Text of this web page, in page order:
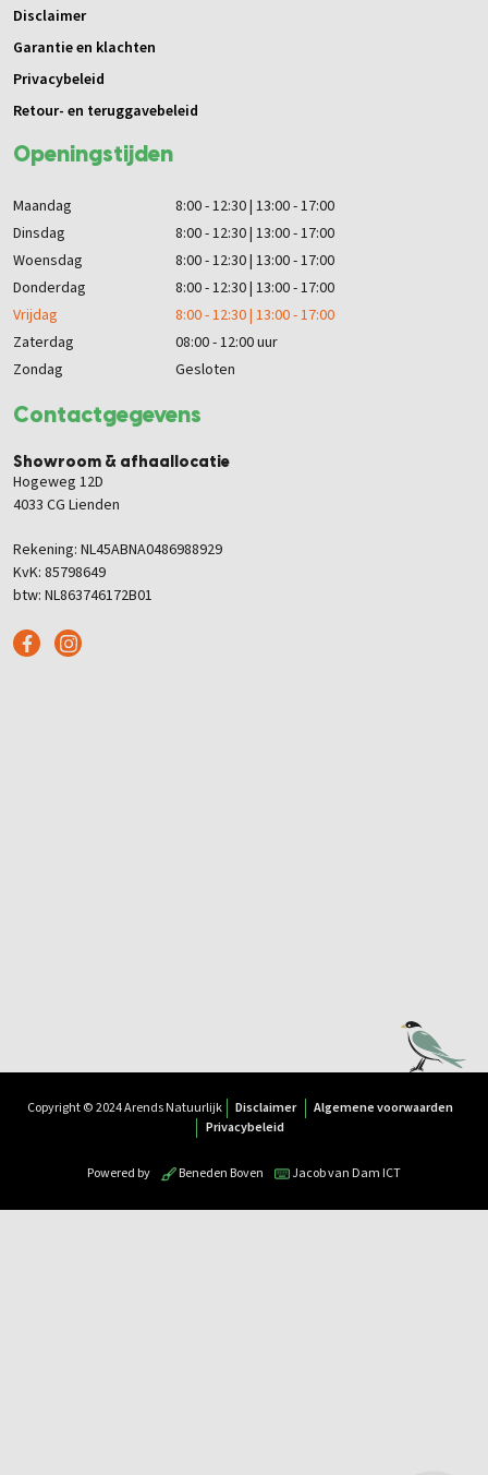
Contactgegevens
Showroom & afhaallocatie
Hogeweg 12D
4033 CG Lienden
Rekening: NL45ABNA0486988929
KvK: 85798649
btw: NL863746172B01
Openingstijden
Maandag
8:00 - 12:30 | 13:00 - 17:00
Dinsdag
8:00 - 12:30 | 13:00 - 17:00
Woensdag
8:00 - 12:30 | 13:00 - 17:00
Donderdag
8:00 - 12:30 | 13:00 - 17:00
Vrijdag
8:00 - 12:30 | 13:00 - 17:00
Zaterdag
08:00 - 12:00 uur
Zondag
Gesloten
Disclaimer
Garantie en klachten
Privacybeleid
Retour- en teruggavebeleid
Copyright © 2024 Arends Natuurlijk Disclaimer
Algemene voorwaarden
Privacybeleid
Powered by Beneden Boven Jacob van Dam ICT